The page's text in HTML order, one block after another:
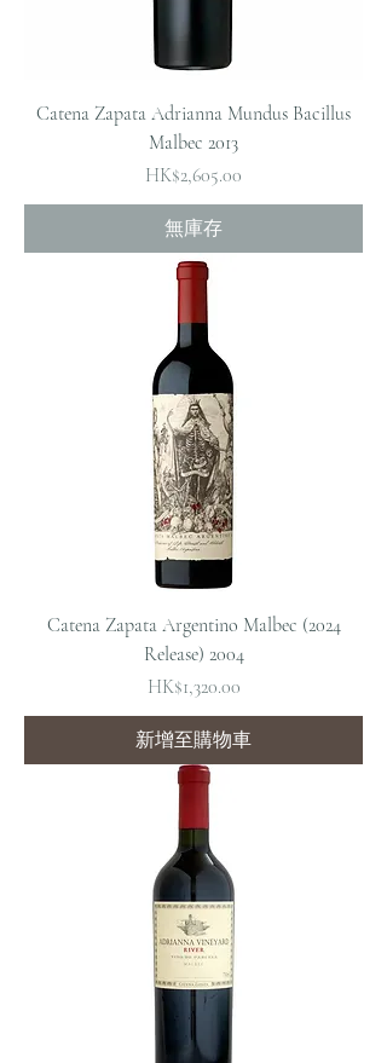
Catena Zapata Adrianna Mundus Bacillus
Malbec 2013
價格
HK$2,605.00
無庫存
Catena Zapata Argentino Malbec (2024
Release) 2004
價格
HK$1,320.00
新增至購物車